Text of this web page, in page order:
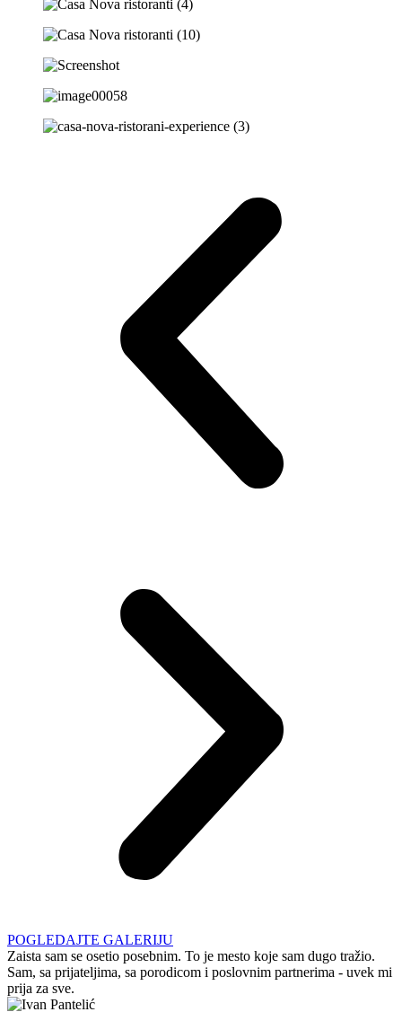
POGLEDAJTE GALERIJU
Zaista sam se osetio posebnim. To je mesto koje sam dugo tražio.
Sam, sa prijateljima, sa porodicom i poslovnim partnerima - uvek mi
prija za sve.